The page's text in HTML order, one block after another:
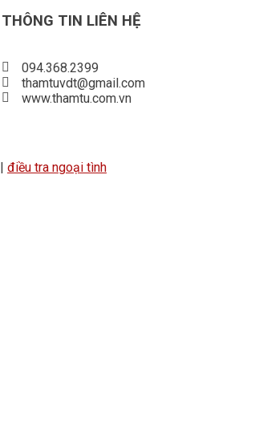
THÔNG TIN LIÊN HỆ
094.368.2399
thamtuvdt@gmail.com
www.thamtu.com.vn
| điều tra ngoại tình